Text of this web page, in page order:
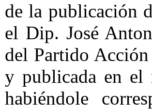
de la publicación
el Dip. José
del Partido
y publicada en el
habiéndole